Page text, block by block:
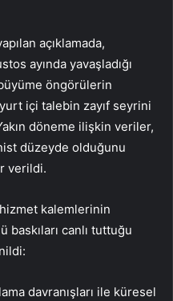
açıklamada,
ayında yavaşladığı
öngörülerin
içi talebin zayıf seyrini
döneme ilişkin veriler,
düzeyde olduğunu
verildi.
kalemlerinin
canlı tuttuğu
davranışları ile küresel